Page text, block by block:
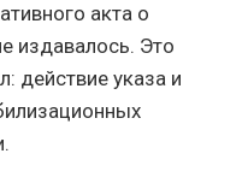
акта о
издавалось. Это
действие указа и